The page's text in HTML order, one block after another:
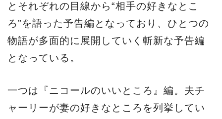
とそれぞれの目線から“相手の好きなとこ
ろ”を語った予告編となっており、ひとつの
物語が多面的に展開していく斬新な予告編
となっている。
一つは『ニコールのいいところ』編。夫チ
ャーリーが妻の好きなところを列挙してい